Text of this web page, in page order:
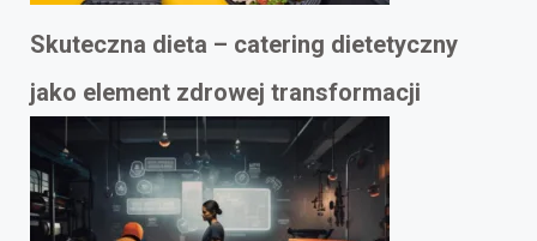
Skuteczna dieta – catering dietetyczny
jako element zdrowej transformacji